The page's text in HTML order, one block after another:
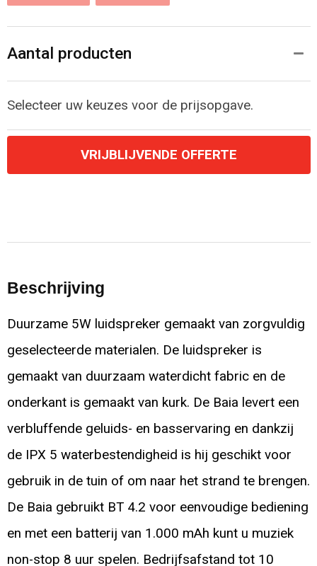
Aantal producten
Selecteer uw keuzes voor de prijsopgave.
VRIJBLIJVENDE OFFERTE
Beschrijving
Duurzame 5W luidspreker gemaakt van zorgvuldig
geselecteerde materialen. De luidspreker is
gemaakt van duurzaam waterdicht fabric en de
onderkant is gemaakt van kurk. De Baia levert een
verbluffende geluids- en basservaring en dankzij
de IPX 5 waterbestendigheid is hij geschikt voor
gebruik in de tuin of om naar het strand te brengen.
De Baia gebruikt BT 4.2 voor eenvoudige bediening
en met een batterij van 1.000 mAh kunt u muziek
non-stop 8 uur spelen. Bedrijfsafstand tot 10